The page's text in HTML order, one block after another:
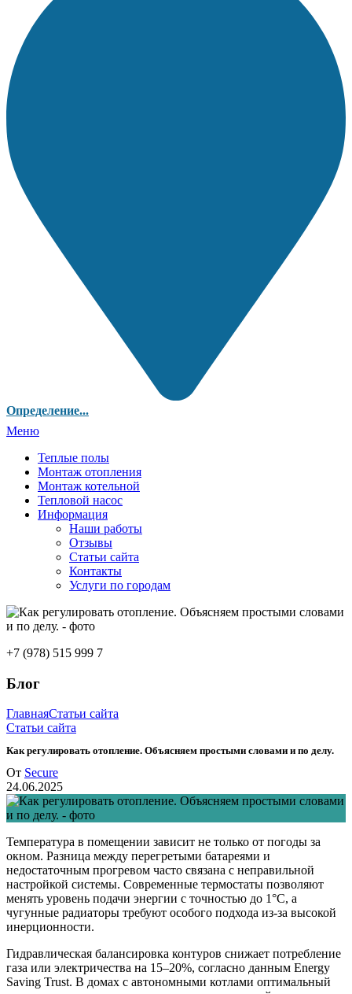
Определение...
Меню
Теплые полы
Монтаж отопления
Монтаж котельной
Тепловой насос
Информация
Наши работы
Отзывы
Статьи сайта
Контакты
Услуги по городам
+7 (978) 515 999 7
Блог
ГлавнаяСтатьи сайта
Статьи сайта
Как регулировать отопление. Объясняем простыми словами и по делу.
От Secure
24.06.2025
Температура в помещении зависит не только от погоды за
окном. Разница между перегретыми батареями и
недостаточным прогревом часто связана с неправильной
настройкой системы. Современные термостаты позволяют
менять уровень подачи энергии с точностью до 1°C, а
чугунные радиаторы требуют особого подхода из-за высокой
инерционности.
Гидравлическая балансировка контуров снижает потребление
газа или электричества на 15–20%, согласно данным Energy
Saving Trust. В домах с автономными котлами оптимальный